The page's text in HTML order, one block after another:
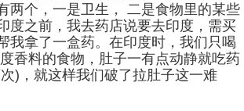
两个，一是卫生， 二是食物里的某些
度之前，我去药店说要去印度，需买
我拿了一盒药。在印度时，我们只喝
香料的食物，肚子一有点动静就吃药
)，就这样我们破了拉肚子这一难